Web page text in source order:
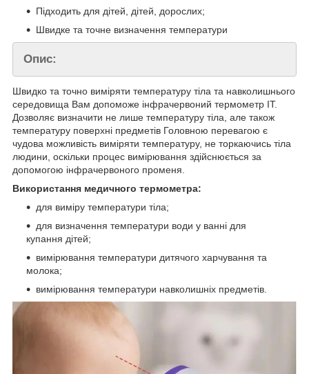
Підходить для дітей, дітей, дорослих;
Швидке та точне визначення температури
Опис:
Швидко та точно виміряти температуру тіла та навколишнього
середовища Вам допоможе інфрачервоний термометр IT.
Дозволяє визначити не лише температуру тіла, але також
температуру поверхні предметів Головною перевагою є
чудова можливість виміряти температуру, не торкаючись тіла
людини, оскільки процес вимірювання здійснюється за
допомогою інфрачервоного променя.
Використання медичного термометра:
для виміру температури тіла;
для визначення температури води у ванні для
купання дітей;
вимірювання температури дитячого харчування та
молока;
вимірювання температури навколишніх предметів.